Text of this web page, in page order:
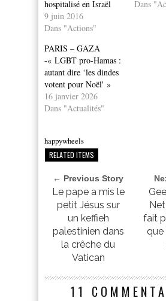
hospitalisé en Israël
9 juin 2016
Dans "Actions"
Dans
PARIS – GAZA
-« LGBT pro-Hamas :
autant dire ‘les dindes
votent pour Noël' »
16 janvier 2026
Dans "Actualités"
happywheels
RELATED ITEMS
← Previous Story
Le pape a mis le
petit Jésus sur
un keffieh
palestinien dans
la crêche du
Vatican
fait
que
11